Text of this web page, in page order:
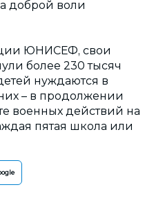
доброй воли
ЮНИСЕФ, свои
более 230 тысяч
нуждаются в
– в продолжении
военных действий на
пятая школа или